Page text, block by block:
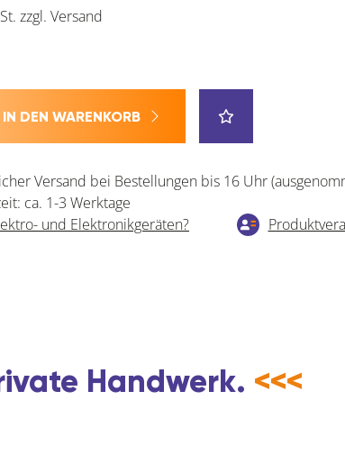
zzgl. Versand
IN DEN WARENKORB
Versand bei Bestellungen bis 16 Uhr
ca. 1-3 Werktage
und Elektronikgeräten?
Handwerk. <<<